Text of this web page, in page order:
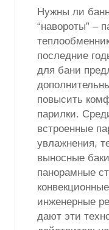
Нужны ли
“навороты” –
последние
для бани
повысить
парилки.
встроенные
увлажнения,
выносные
панорамные
инженерные
дают эти